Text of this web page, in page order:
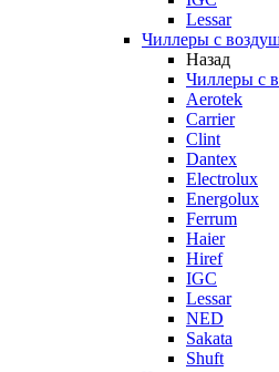
Lessar
Чиллеры с
Назад
Чиллеры с
Aerotek
Carrier
Clint
Dantex
Electrolux
Energolux
Ferrum
Haier
Hiref
IGC
Lessar
NED
Sakata
Shuft